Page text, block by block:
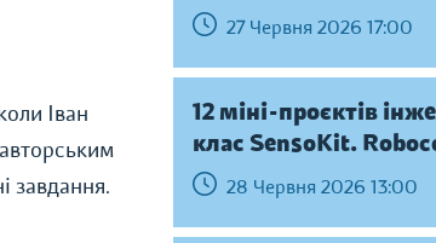
Іван
завдання.
27 Червня 2026 17:00
12 міні-проєктів
клас SensoKit.
28 Червня 2026 13:00